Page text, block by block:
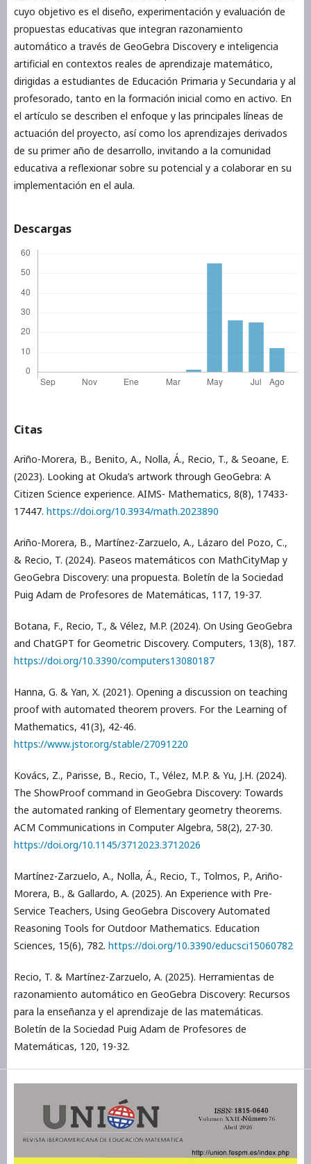
cuyo objetivo es el diseño, experimentación y evaluación de
propuestas educativas que integran razonamiento
automático a través de GeoGebra Discovery e inteligencia
artificial en contextos reales de aprendizaje matemático,
dirigidas a estudiantes de Educación Primaria y Secundaria y al
profesorado, tanto en la formación inicial como en activo. En
el artículo se describen el enfoque y las principales líneas de
actuación del proyecto, así como los aprendizajes derivados
de su primer año de desarrollo, invitando a la comunidad
educativa a reflexionar sobre su potencial y a colaborar en su
implementación en el aula.
Descargas
Citas
Ariño-Morera, B., Benito, A., Nolla, Á., Recio, T., & Seoane, E.
(2023). Looking at Okuda’s artwork through GeoGebra: A
Citizen Science experience. AIMS- Mathematics, 8(8), 17433-
17447. https://doi.org/10.3934/math.2023890
Ariño-Morera, B., Martínez-Zarzuelo, A., Lázaro del Pozo, C.,
& Recio, T. (2024). Paseos matemáticos con MathCityMap y
GeoGebra Discovery: una propuesta. Boletín de la Sociedad
Puig Adam de Profesores de Matemáticas, 117, 19-37.
Botana, F., Recio, T., & Vélez, M.P. (2024). On Using GeoGebra
and ChatGPT for Geometric Discovery. Computers, 13(8), 187.
https://doi.org/10.3390/computers13080187
Hanna, G. & Yan, X. (2021). Opening a discussion on teaching
proof with automated theorem provers. For the Learning of
Mathematics, 41(3), 42-46.
https://www.jstor.org/stable/27091220
Kovács, Z., Parisse, B., Recio, T., Vélez, M.P. & Yu, J.H. (2024).
The ShowProof command in GeoGebra Discovery: Towards
the automated ranking of Elementary geometry theorems.
ACM Communications in Computer Algebra, 58(2), 27-30.
https://doi.org/10.1145/3712023.3712026
Martínez-Zarzuelo, A., Nolla, Á., Recio, T., Tolmos, P., Ariño-
Morera, B., & Gallardo, A. (2025). An Experience with Pre-
Service Teachers, Using GeoGebra Discovery Automated
Reasoning Tools for Outdoor Mathematics. Education
Sciences, 15(6), 782. https://doi.org/10.3390/educsci15060782
Recio, T. & Martínez-Zarzuelo, A. (2025). Herramientas de
razonamiento automático en GeoGebra Discovery: Recursos
para la enseñanza y el aprendizaje de las matemáticas.
Boletín de la Sociedad Puig Adam de Profesores de
Matemáticas, 120, 19-32.